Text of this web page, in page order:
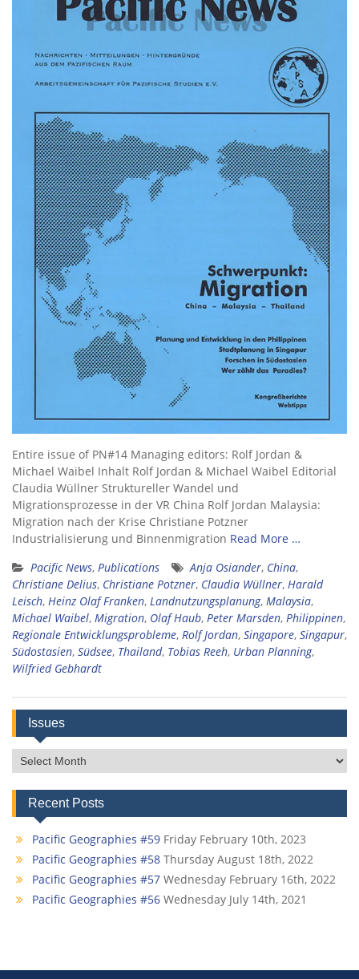
Entire issue of PN#14 Managing editors: Rolf Jordan &
Michael Waibel Inhalt Rolf Jordan & Michael Waibel Editorial
Claudia Wüllner Struktureller Wandel und
Migrationsprozesse in der VR China Rolf Jordan Malaysia:
Migration nach der Krise Christiane Potzner
Industrialisierung und Binnenmigration Read More …
Pacific News, Publications Anja Osiander, China,
Christiane Delius, Christiane Potzner, Claudia Wüllner, Harald
Leisch, Heinz Olaf Franken, Landnutzungsplanung, Malaysia,
Michael Waibel, Migration, Olaf Haub, Peter Marsden, Philippinen,
Regionale Entwicklungsprobleme, Rolf Jordan, Singapore, Singapur,
Südostasien, Südsee, Thailand, Tobias Reeh, Urban Planning,
Wilfried Gebhardt
Issues
Issues
Recent Posts
Pacific Geographies #59 Friday February 10th, 2023
Pacific Geographies #58 Thursday August 18th, 2022
Pacific Geographies #57 Wednesday February 16th, 2022
Pacific Geographies #56 Wednesday July 14th, 2021